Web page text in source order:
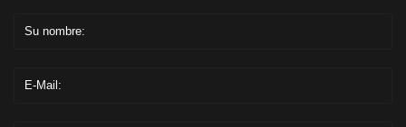
Su nombre:
E-Mail: